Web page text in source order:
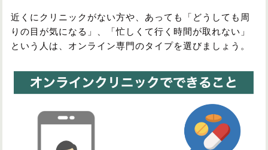
近くにクリニックがない方や、あっても「どうしても周
りの目が気になる」、「忙しくて行く時間が取れない」
という人は、オンライン専門のタイプを選びましょう。